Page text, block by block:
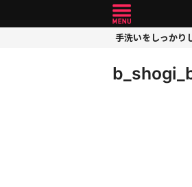
手洗いをしっか